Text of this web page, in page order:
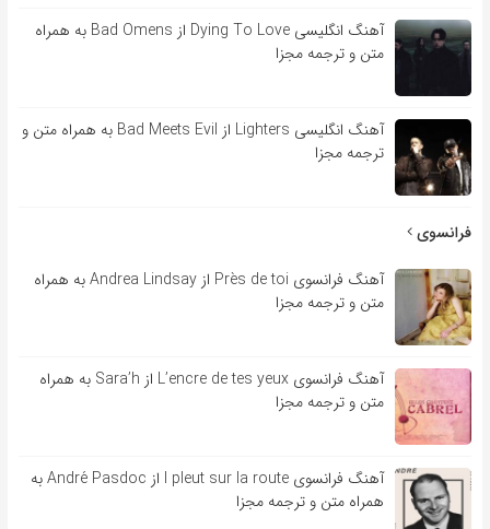
آهنگ انگلیسی Dying To Love از Bad Omens به همراه
متن و ترجمه مجزا
آهنگ انگلیسی Lighters از Bad Meets Evil به همراه متن و
ترجمه مجزا
فرانسوی
آهنگ فرانسوی Près de toi از Andrea Lindsay به همراه
متن و ترجمه مجزا
آهنگ فرانسوی L’encre de tes yeux از Sara’h به همراه
متن و ترجمه مجزا
آهنگ فرانسوی l pleut sur la route از André Pasdoc به
همراه متن و ترجمه مجزا